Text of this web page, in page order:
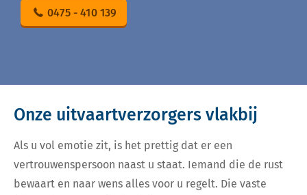
0475 - 410 139
Onze uitvaartverzorgers vlakbij
Als u vol emotie zit, is het prettig dat er een
vertrouwenspersoon naast u staat. Iemand die de rust
bewaart en naar wens alles voor u regelt. Die vaste